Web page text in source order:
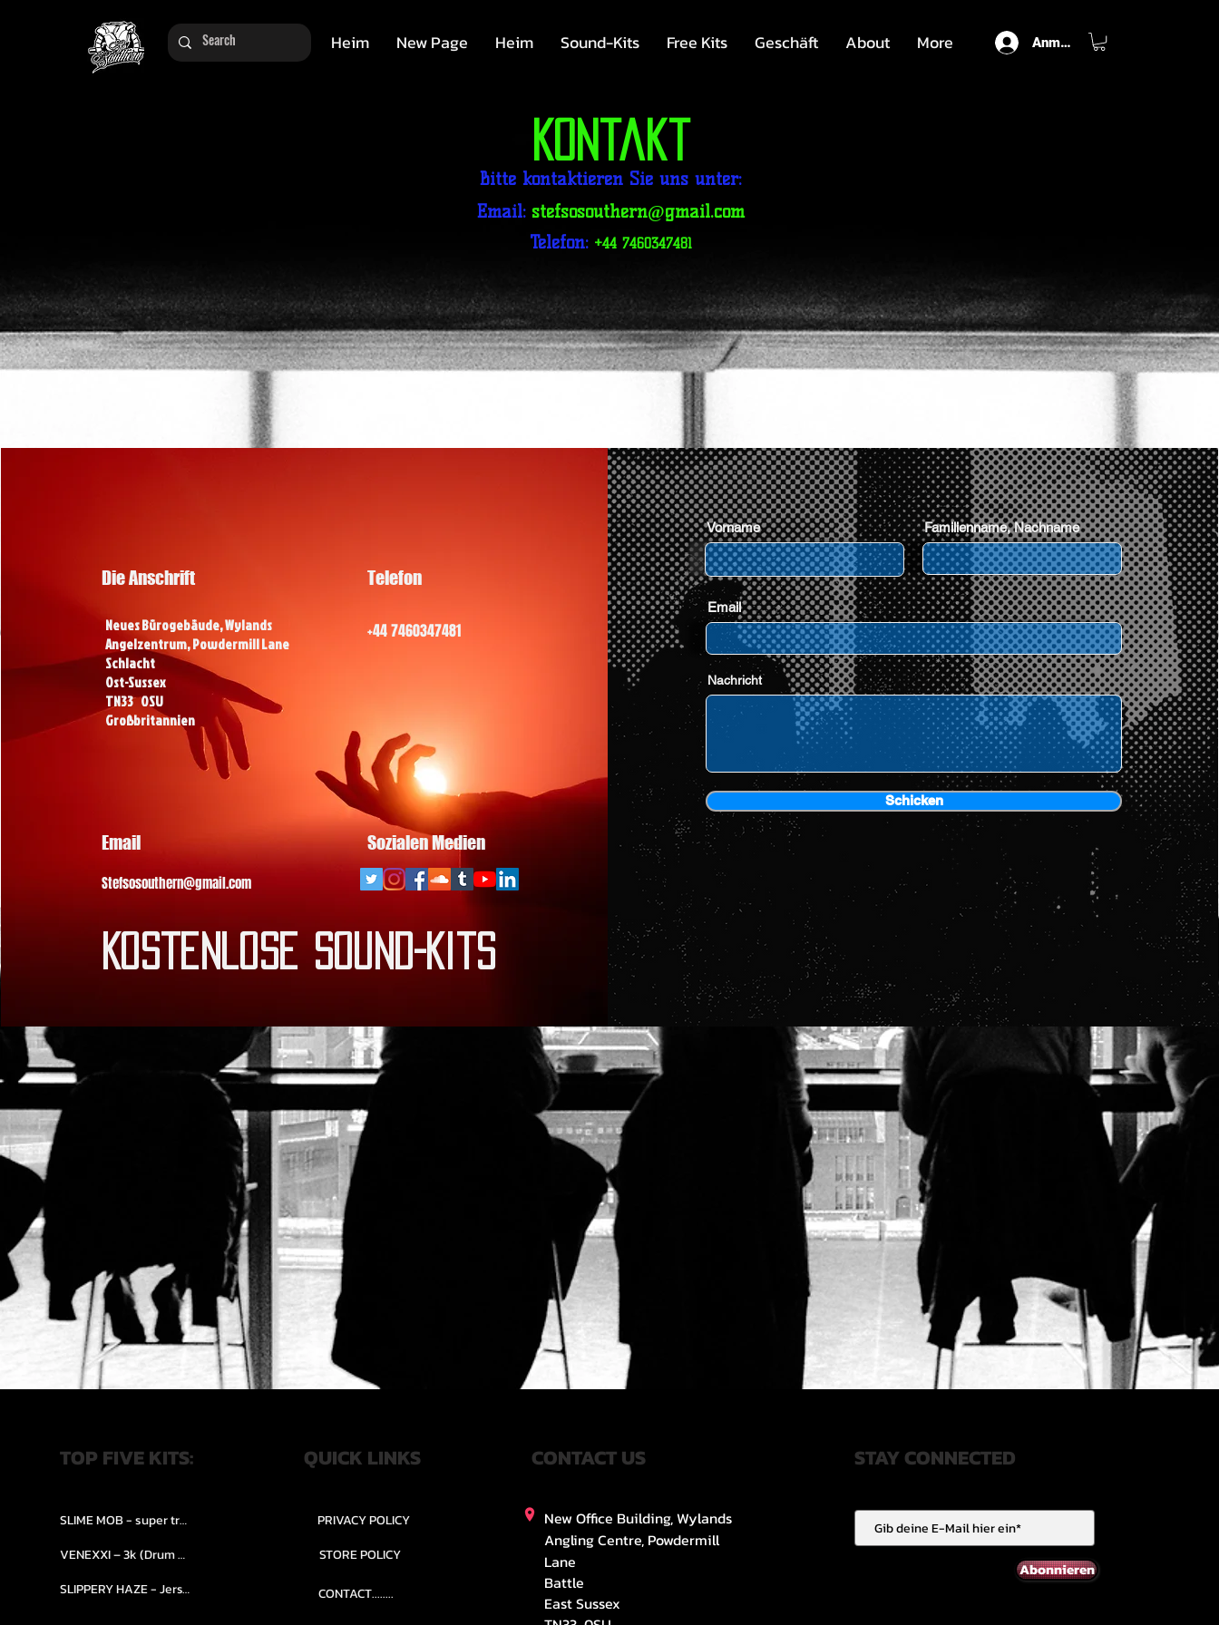
Heim New Page Heim Sound-Kits Free Kits Geschäft About More Anmelden
Kontakt
Bitte kontaktieren Sie uns unter:
Email: stefsosouthern@gmail.com
Telefon: +44 7460347481
Die Anschrift
Neues Bürogebäude, Wylands
Angelzentrum, Powdermill Lane
Schlacht
Ost-Sussex
TN33 0SU
Großbritannien
Email
Stefsosouthern@gmail.com
Telefon
+44 7460347481
Sozialen Medien
Kostenlose Sound-Kits
Vorname Familienname, Nachname
Email
Nachricht
Schicken
TOP FIVE KITS: QUICK LINKS CONTACT US
SLIME MOB - super trap.....
VENEXXI – 3k (Drum Kit)....
SLIPPERY HAZE - Jersy club stash kit.
PRIVACY POLICY
STORE POLICY
CONTACT........
New Office Building, Wylands
Angling Centre, Powdermill
Lane
Battle
East Sussex
STAY CONNECTED
Abonnieren